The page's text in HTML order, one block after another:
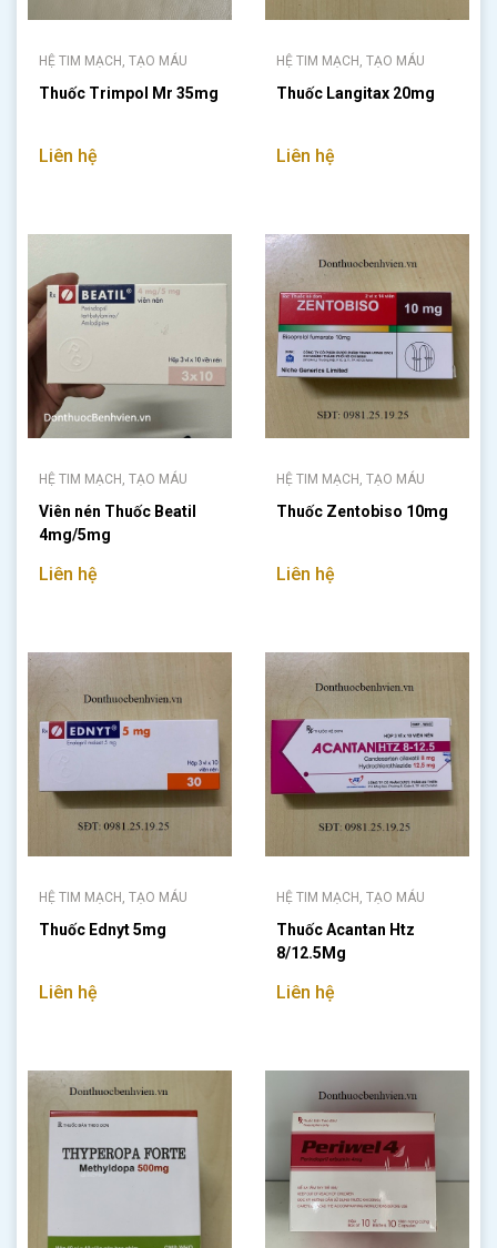
HỆ TIM MẠCH, TẠO MÁU
Thuốc Trimpol Mr 35mg
Liên hệ
HỆ TIM MẠCH, TẠO MÁU
Thuốc Langitax 20mg
Liên hệ
HỆ TIM MẠCH, TẠO MÁU
Viên nén Thuốc Beatil
4mg/5mg
Liên hệ
HỆ TIM MẠCH, TẠO MÁU
Thuốc Zentobiso 10mg
Liên hệ
HỆ TIM MẠCH, TẠO MÁU
Thuốc Ednyt 5mg
Liên hệ
HỆ TIM MẠCH, TẠO MÁU
Thuốc Acantan Htz
8/12.5Mg
Liên hệ